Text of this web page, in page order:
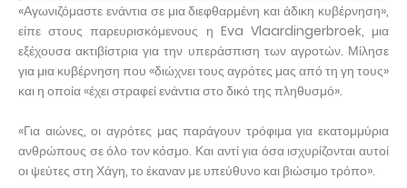
«Αγωνιζόμαστε ενάντια σε μια διεφθαρμένη και άδικη κυβέρνηση»,
είπε στους παρευρισκόμενους η Eva Vlaardingerbroek, μια
εξέχουσα ακτιβίστρια για την υπεράσπιση των αγροτών. Μίλησε
για μια κυβέρνηση που «διώχνει τους αγρότες μας από τη γη τους»
και η οποία «έχει στραφεί ενάντια στο δικό της πληθυσμό».
«Για αιώνες, οι αγρότες μας παράγουν τρόφιμα για εκατομμύρια
ανθρώπους σε όλο τον κόσμο. Και αντί για όσα ισχυρίζονται αυτοί
οι ψεύτες στη Χάγη, το έκαναν με υπεύθυνο και βιώσιμο τρόπο».